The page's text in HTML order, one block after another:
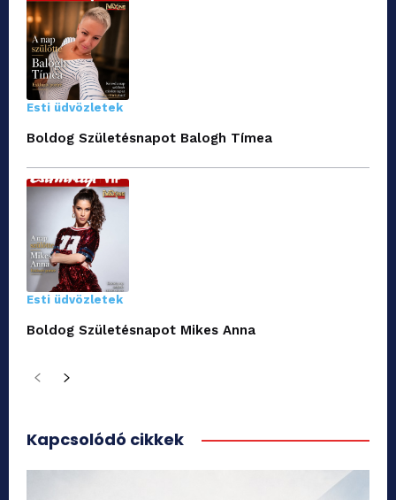
Esti üdvözletek
Boldog Születésnapot Balogh Tímea
Esti üdvözletek
Boldog Születésnapot Mikes Anna
Kapcsolódó cikkek